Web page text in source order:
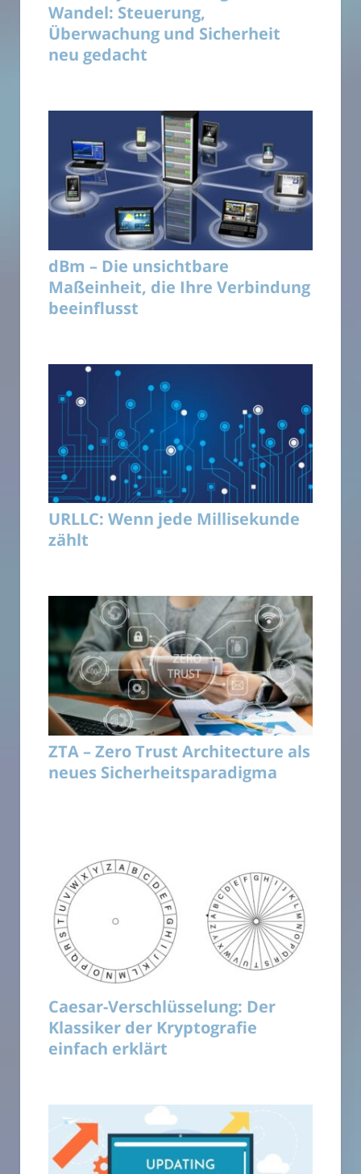
Wandel: Steuerung,
Überwachung und Sicherheit
neu gedacht
dBm – Die unsichtbare
Maßeinheit, die Ihre Verbindung
beeinflusst
URLLC: Wenn jede Millisekunde
zählt
ZTA – Zero Trust Architecture als
neues Sicherheitsparadigma
Caesar-Verschlüsselung: Der
Klassiker der Kryptografie
einfach erklärt